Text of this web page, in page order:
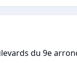
du 9e